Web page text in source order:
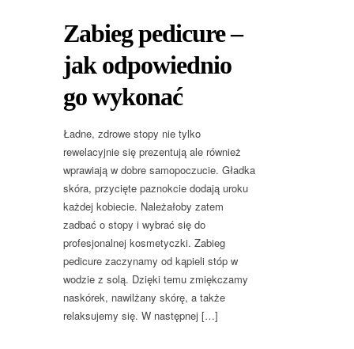
Zabieg pedicure –
jak odpowiednio
go wykonać
Ładne, zdrowe stopy nie tylko
rewelacyjnie się prezentują ale również
wprawiają w dobre samopoczucie. Gładka
skóra, przycięte paznokcie dodają uroku
każdej kobiecie. Należałoby zatem
zadbać o stopy i wybrać się do
profesjonalnej kosmetyczki. Zabieg
pedicure zaczynamy od kąpieli stóp w
wodzie z solą. Dzięki temu zmiękczamy
naskórek, nawilżany skórę, a także
relaksujemy się. W następnej […]